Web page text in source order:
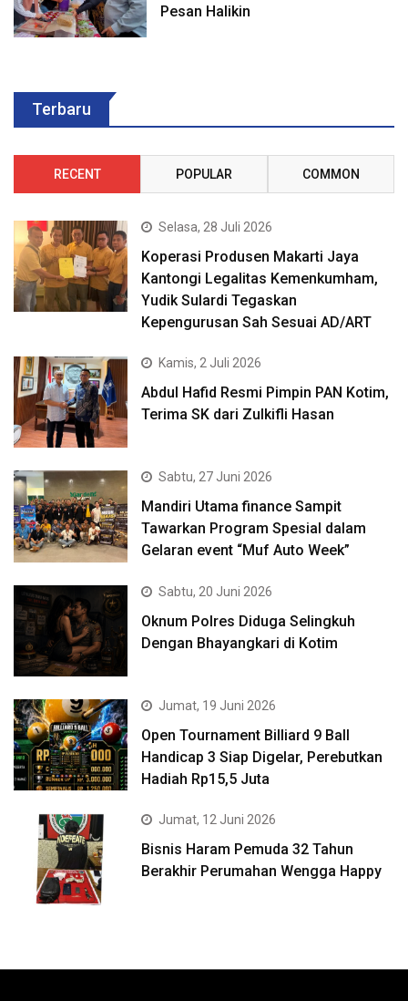
Pesan Halikin
Terbaru
RECENT POPULAR COMMON
Selasa, 28 Juli 2026
Koperasi Produsen Makarti Jaya
Kantongi Legalitas Kemenkumham,
Yudik Sulardi Tegaskan
Kepengurusan Sah Sesuai AD/ART
Kamis, 2 Juli 2026
Abdul Hafid Resmi Pimpin PAN Kotim,
Terima SK dari Zulkifli Hasan
Sabtu, 27 Juni 2026
Mandiri Utama finance Sampit
Tawarkan Program Spesial dalam
Gelaran event “Muf Auto Week”
Sabtu, 20 Juni 2026
Oknum Polres Diduga Selingkuh
Dengan Bhayangkari di Kotim
Jumat, 19 Juni 2026
Open Tournament Billiard 9 Ball
Handicap 3 Siap Digelar, Perebutkan
Hadiah Rp15,5 Juta
Jumat, 12 Juni 2026
Bisnis Haram Pemuda 32 Tahun
Berakhir Perumahan Wengga Happy